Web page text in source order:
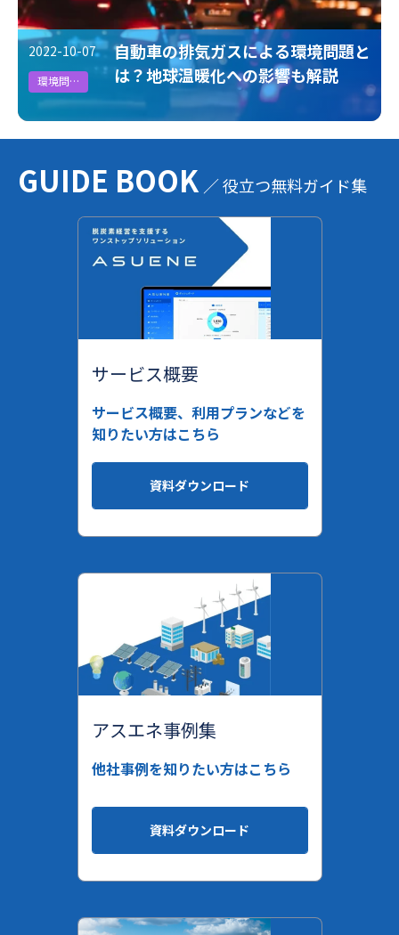
2022-10-07
環境問題
自動車の排気ガスによる環境問題と
は？地球温暖化への影響も解説
GUIDE BOOK ／ 役立つ無料ガイド集
サービス概要
サービス概要、利用プランなどを
知りたい方はこちら
資料ダウンロード
アスエネ事例集
他社事例を知りたい方はこちら
資料ダウンロード